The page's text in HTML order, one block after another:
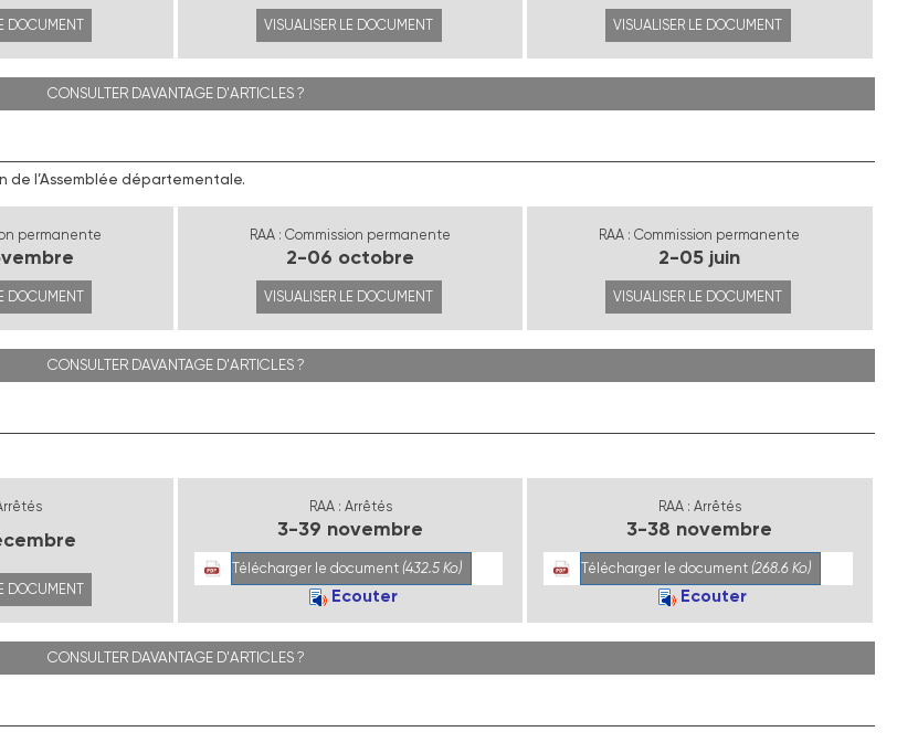
DOCUMENT VISUALISER LE DOCUMENT VISUALISER LE DOCUMENT
CONSULTER DAVANTAGE D'ARTICLES ?
de l’Assemblée départementale.
permanente
DOCUMENT
RAA : Commission permanente
2-06 octobre
VISUALISER LE DOCUMENT
RAA : Commission permanente
2-05 juin
VISUALISER LE DOCUMENT
CONSULTER DAVANTAGE D'ARTICLES ?
DOCUMENT
RAA : Arrêtés
3-39 novembre
Télécharger le document (432.5 Ko)
Ecouter
RAA : Arrêtés
3-38 novembre
Télécharger le document (268.6 Ko)
Ecouter
CONSULTER DAVANTAGE D'ARTICLES ?